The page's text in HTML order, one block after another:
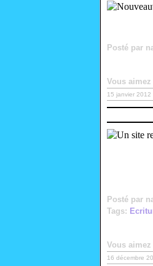
Posté par
Vous aimez
15 janvier 2012
Posté par
Tags:
Vous aimez
16 décembre